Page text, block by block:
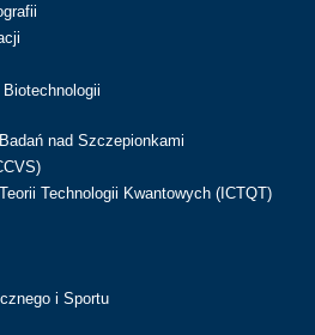
nad Szczepionkami
Technologii Kwantowych (ICTQT)
i Sportu